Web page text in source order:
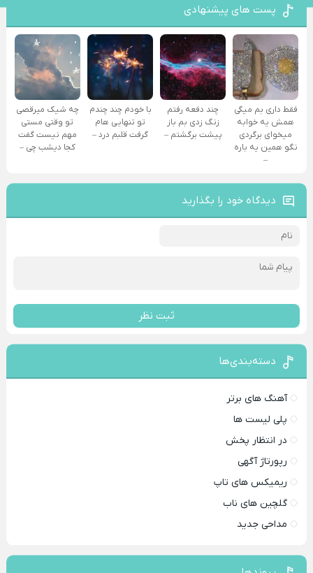
پست های پیشنهادی
فقط داری بم میگی
همش یه خوابه
میخوای برگردی
نگو همین یه باره
–
چند دفعه رفتم
زنگ زدی بم باز
پیشت برگشتم –
با خودم چند چندم
تو تنهایی هام
گرفت قلبم درد –
چه شیک میرقصی
تو وقتی مستی
مهم نیست گفت
کجا دیشب چی –
دیدگاه خود را بگذارید
ثبت نظر
دسته‌بندی‌ها
آهنگ های برتر
پلی لیست ها
در انتظار پخش
رپورتاژ آگهی
ریمیکس های تاپ
گلچین های ناب
مداحی جدید